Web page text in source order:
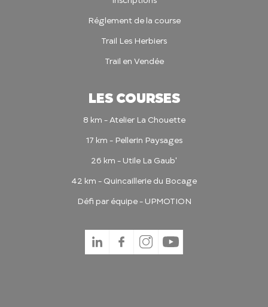
Réglement de la course
Trail Les Herbiers
Trail en Vendée
LES COURSES
8 km - Atelier La Chouette
17 km - Pellerin Paysages
26 km - Utile La Gaub'
42 km - Quincaillerie du Bocage
Défi par équipe - UPMOTION